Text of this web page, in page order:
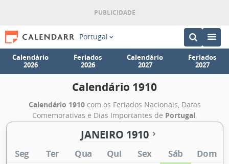
Portugal
Calendário
2026
Feriados
2026
Calendário
2027
Feriados
2027
Calendário 1910
Calendário 1910com os Feriados Nacionais, Datas
Comemorativas e Dias Importantes de Portugal.
JANEIRO 1910
Seg Ter Qua Qui Sex Sáb Dom